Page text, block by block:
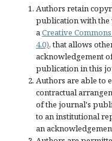
Authors retain
publication with the
aCreative
4.0), that allows
acknowledgement
publication in this
Authors are able to
contractual
of the journal's
to an institutional
an